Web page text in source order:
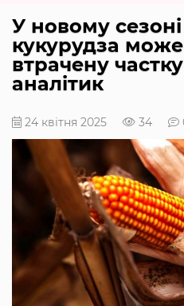
У новому
кукурудза
втрачену
аналітик
24 квітня 2025 34